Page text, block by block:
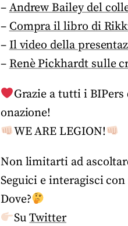
–Andrew Bailey del
–Compra il libro di
–Il video della
–Renè Pickhardt sulle
Grazie a tutti i
onazione!
WE ARE LEGION!
Non limitarti ad
Seguici e interagisci
Dove?
SuTwitter